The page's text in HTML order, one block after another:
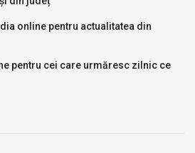
online pentru actualitatea din
pentru cei care urmăresc zilnic ce